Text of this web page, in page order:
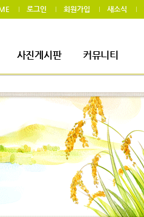
로그인 회원가입 새소식
사진게시판
사진게시판
커뮤니티
자료실